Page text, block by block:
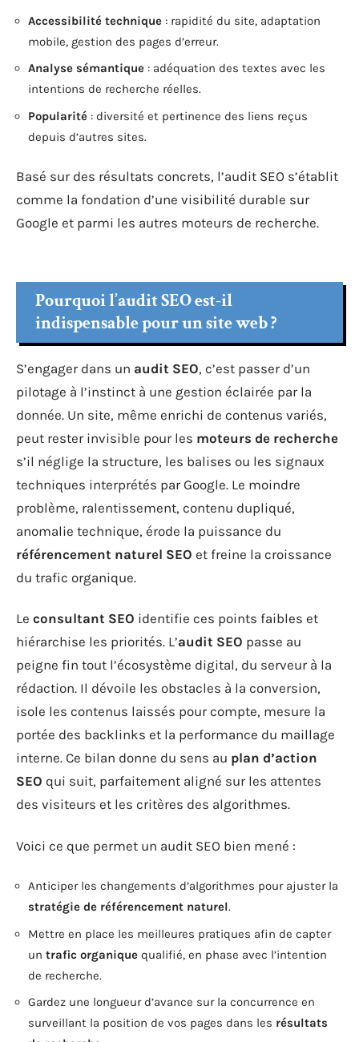
Accessibilité technique : rapidité du site, adaptation
mobile, gestion des pages d’erreur.
Analyse sémantique : adéquation des textes avec les
intentions de recherche réelles.
Popularité : diversité et pertinence des liens reçus
depuis d’autres sites.
Basé sur des résultats concrets, l’audit SEO s’établit
comme la fondation d’une visibilité durable sur
Google et parmi les autres moteurs de recherche.
Pourquoi l’audit SEO est-il
indispensable pour un site web ?
S’engager dans un audit SEO, c’est passer d’un
pilotage à l’instinct à une gestion éclairée par la
donnée. Un site, même enrichi de contenus variés,
peut rester invisible pour les moteurs de recherche
s’il néglige la structure, les balises ou les signaux
techniques interprétés par Google. Le moindre
problème, ralentissement, contenu dupliqué,
anomalie technique, érode la puissance du
référencement naturel SEO et freine la croissance
du trafic organique.
Le consultant SEO identifie ces points faibles et
hiérarchise les priorités. L’audit SEO passe au
peigne fin tout l’écosystème digital, du serveur à la
rédaction. Il dévoile les obstacles à la conversion,
isole les contenus laissés pour compte, mesure la
portée des backlinks et la performance du maillage
interne. Ce bilan donne du sens au plan d’action
SEO qui suit, parfaitement aligné sur les attentes
des visiteurs et les critères des algorithmes.
Voici ce que permet un audit SEO bien mené :
Anticiper les changements d’algorithmes pour ajuster la
stratégie de référencement naturel.
Mettre en place les meilleures pratiques afin de capter
un trafic organique qualifié, en phase avec l’intention
de recherche.
Gardez une longueur d’avance sur la concurrence en
surveillant la position de vos pages dans les résultats